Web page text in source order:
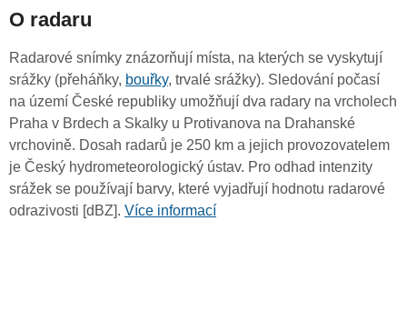
O radaru
Radarové snímky znázorňují místa, na kterých se vyskytují
srážky (přeháňky, bouřky, trvalé srážky). Sledování počasí
na území České republiky umožňují dva radary na vrcholech
Praha v Brdech a Skalky u Protivanova na Drahanské
vrchovině. Dosah radarů je 250 km a jejich provozovatelem
je Český hydrometeorologický ústav. Pro odhad intenzity
srážek se používají barvy, které vyjadřují hodnotu radarové
odrazivosti [dBZ]. Více informací